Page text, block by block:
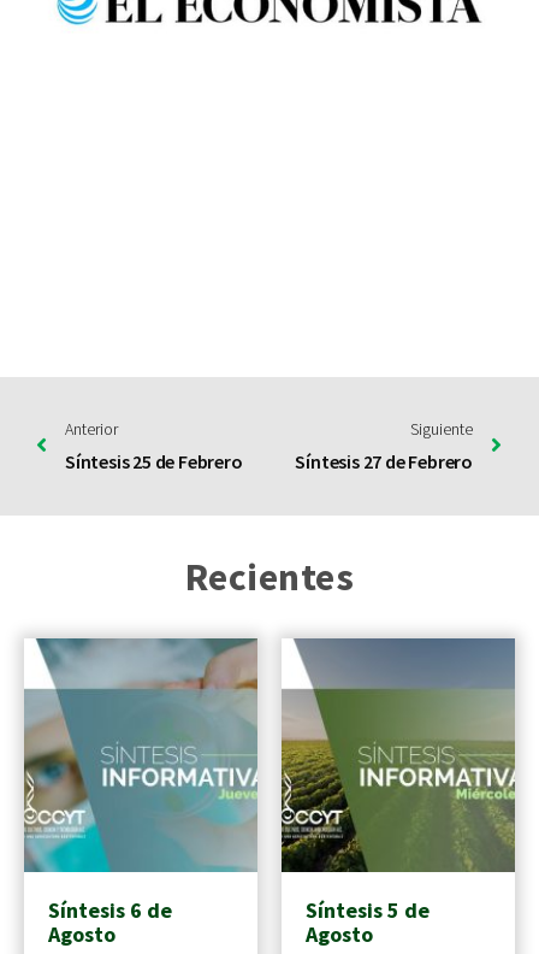
Anterior
Síntesis 25 de Febrero
Siguiente
Síntesis 27 de Febrero
Recientes
Síntesis 6 de
Agosto
Síntesis 5 de
Agosto